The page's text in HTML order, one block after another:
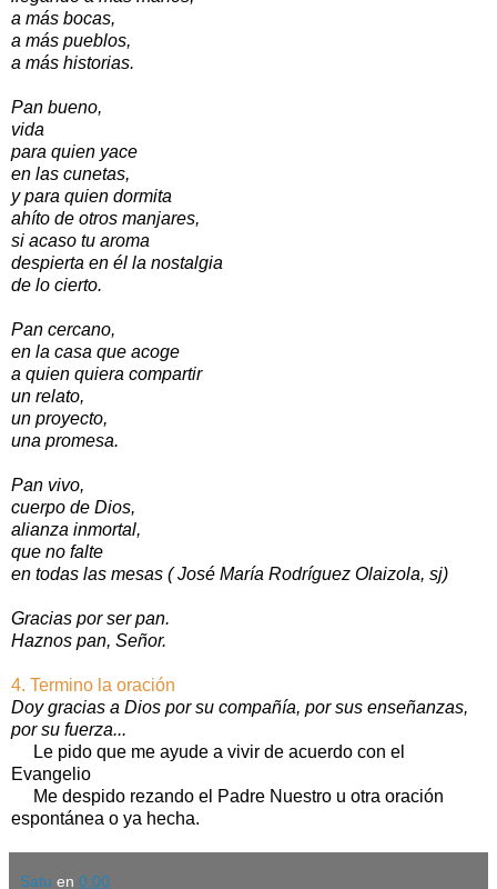
a más bocas,
a más pueblos,
a más historias.
Pan bueno,
vida
para quien yace
en las cunetas,
y para quien dormita
ahíto de otros manjares,
si acaso tu aroma
despierta en él la nostalgia
de lo cierto.
Pan cercano,
en la casa que acoge
a quien quiera compartir
un relato,
un proyecto,
una promesa.
Pan vivo,
cuerpo de Dios,
alianza inmortal,
que no falte
en todas las mesas ( José María Rodríguez Olaizola, sj)
Gracias por ser pan.
Haznos pan, Señor.
4. Termino la oración
Doy gracias a Dios por su compañía, por sus enseñanzas,
por su fuerza...
Le pido que me ayude a vivir de acuerdo con el
Evangelio
Me despido rezando el Padre Nuestro u otra oración
espontánea o ya hecha.
Satu en 0:00